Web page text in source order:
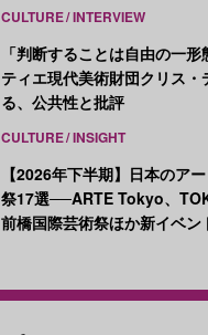
CULTURE INTERVIEW
「判断することは自由の一
ティエ現代美術財団クリス・
る、公共性と批評
CULTURE INSIGHT
【2026年下半期】日本のア
祭17選──ARTE Tokyo、
前橋国際芸術祭ほか新イベン